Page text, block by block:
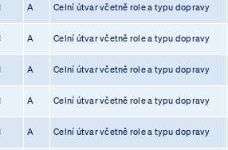
A Celní útvar včetně role a typu dopravy
A Celní útvar včetně role a typu dopravy
A Celní útvar včetně role a typu dopravy
A Celní útvar včetně role a typu dopravy
A Celní útvar včetně role a typu dopravy